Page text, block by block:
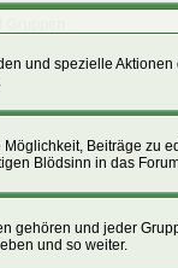
und spezielle
Beiträge zu
Blödsinn in das
und jeder
und so weiter.